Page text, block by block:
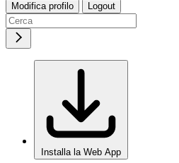
Modifica profilo Logout
Installa la Web App